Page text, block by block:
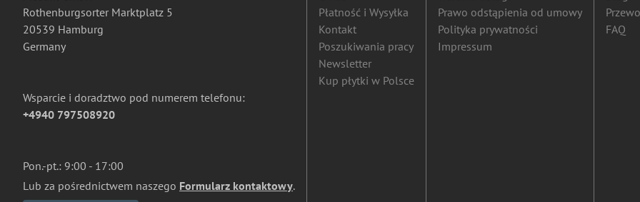
Rothenburgsorter Marktplatz 5
20539 Hamburg
Germany
Wsparcie i doradztwo pod numerem telefonu:
+4940 797508920
Pon.-pt.: 9:00 - 17:00
Lub za pośrednictwem naszego Formularz kontaktowy.
Płatność i Wysyłka
Kontakt
Poszukiwania pracy
Newsletter
Kup płytki w Polsce
Prawo odstąpienia od umowy
Polityka prywatności
Impressum
FAQ